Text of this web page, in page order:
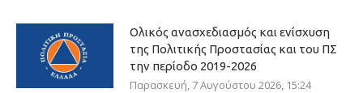
Ολικός ανασχεδιασμός και ενίσχυση
της Πολιτικής Προστασίας και του ΠΣ
την περίοδο 2019-2026
Παρασκευή, 7 Αυγούστου 2026, 15:24